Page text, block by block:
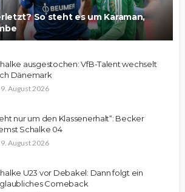
So steht es um Karaman,
ausgestochen: VfB-Talent wechselt
Dänemark
9. August 2026
nur um den Klassenerhalt“: Becker
Schalke 04
9. August 2026
U23 vor Debakel: Dann folgt ein
Comeback